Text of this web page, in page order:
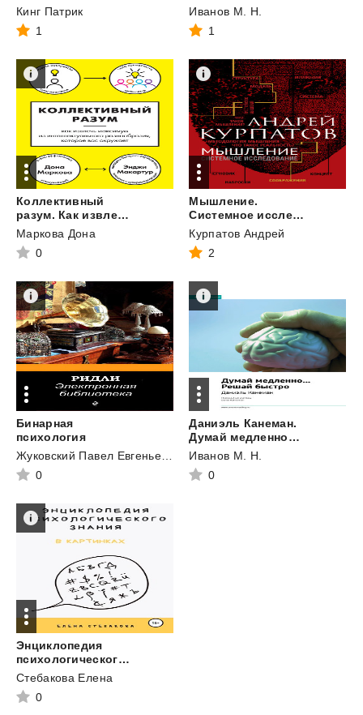
Кинг Патрик
1
Иванов М. Н.
1
Коллективный
разум. Как извлечь максимум из интеллектуального разнообразия, которое вас окружает
Маркова Дона
0
Мышление.
Системное исследование
Курпатов Андрей
2
Бинарная
психология
0
Даниэль Канеман.
Думай медленно… Решай быстро. Саммари
Иванов М. Н.
0
Энциклопедия
психологического знания в картинках
Стебакова Елена
0